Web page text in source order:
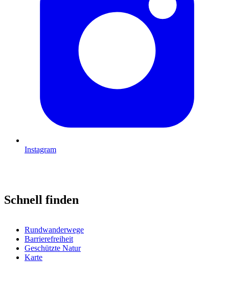
Instagram
Schnell finden
Rundwanderwege
Barrierefreiheit
Geschützte Natur
Karte